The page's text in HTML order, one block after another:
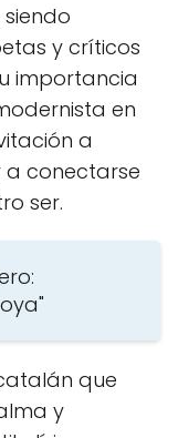
y críticos
importancia
en
a
a conectarse
ser.
que
y